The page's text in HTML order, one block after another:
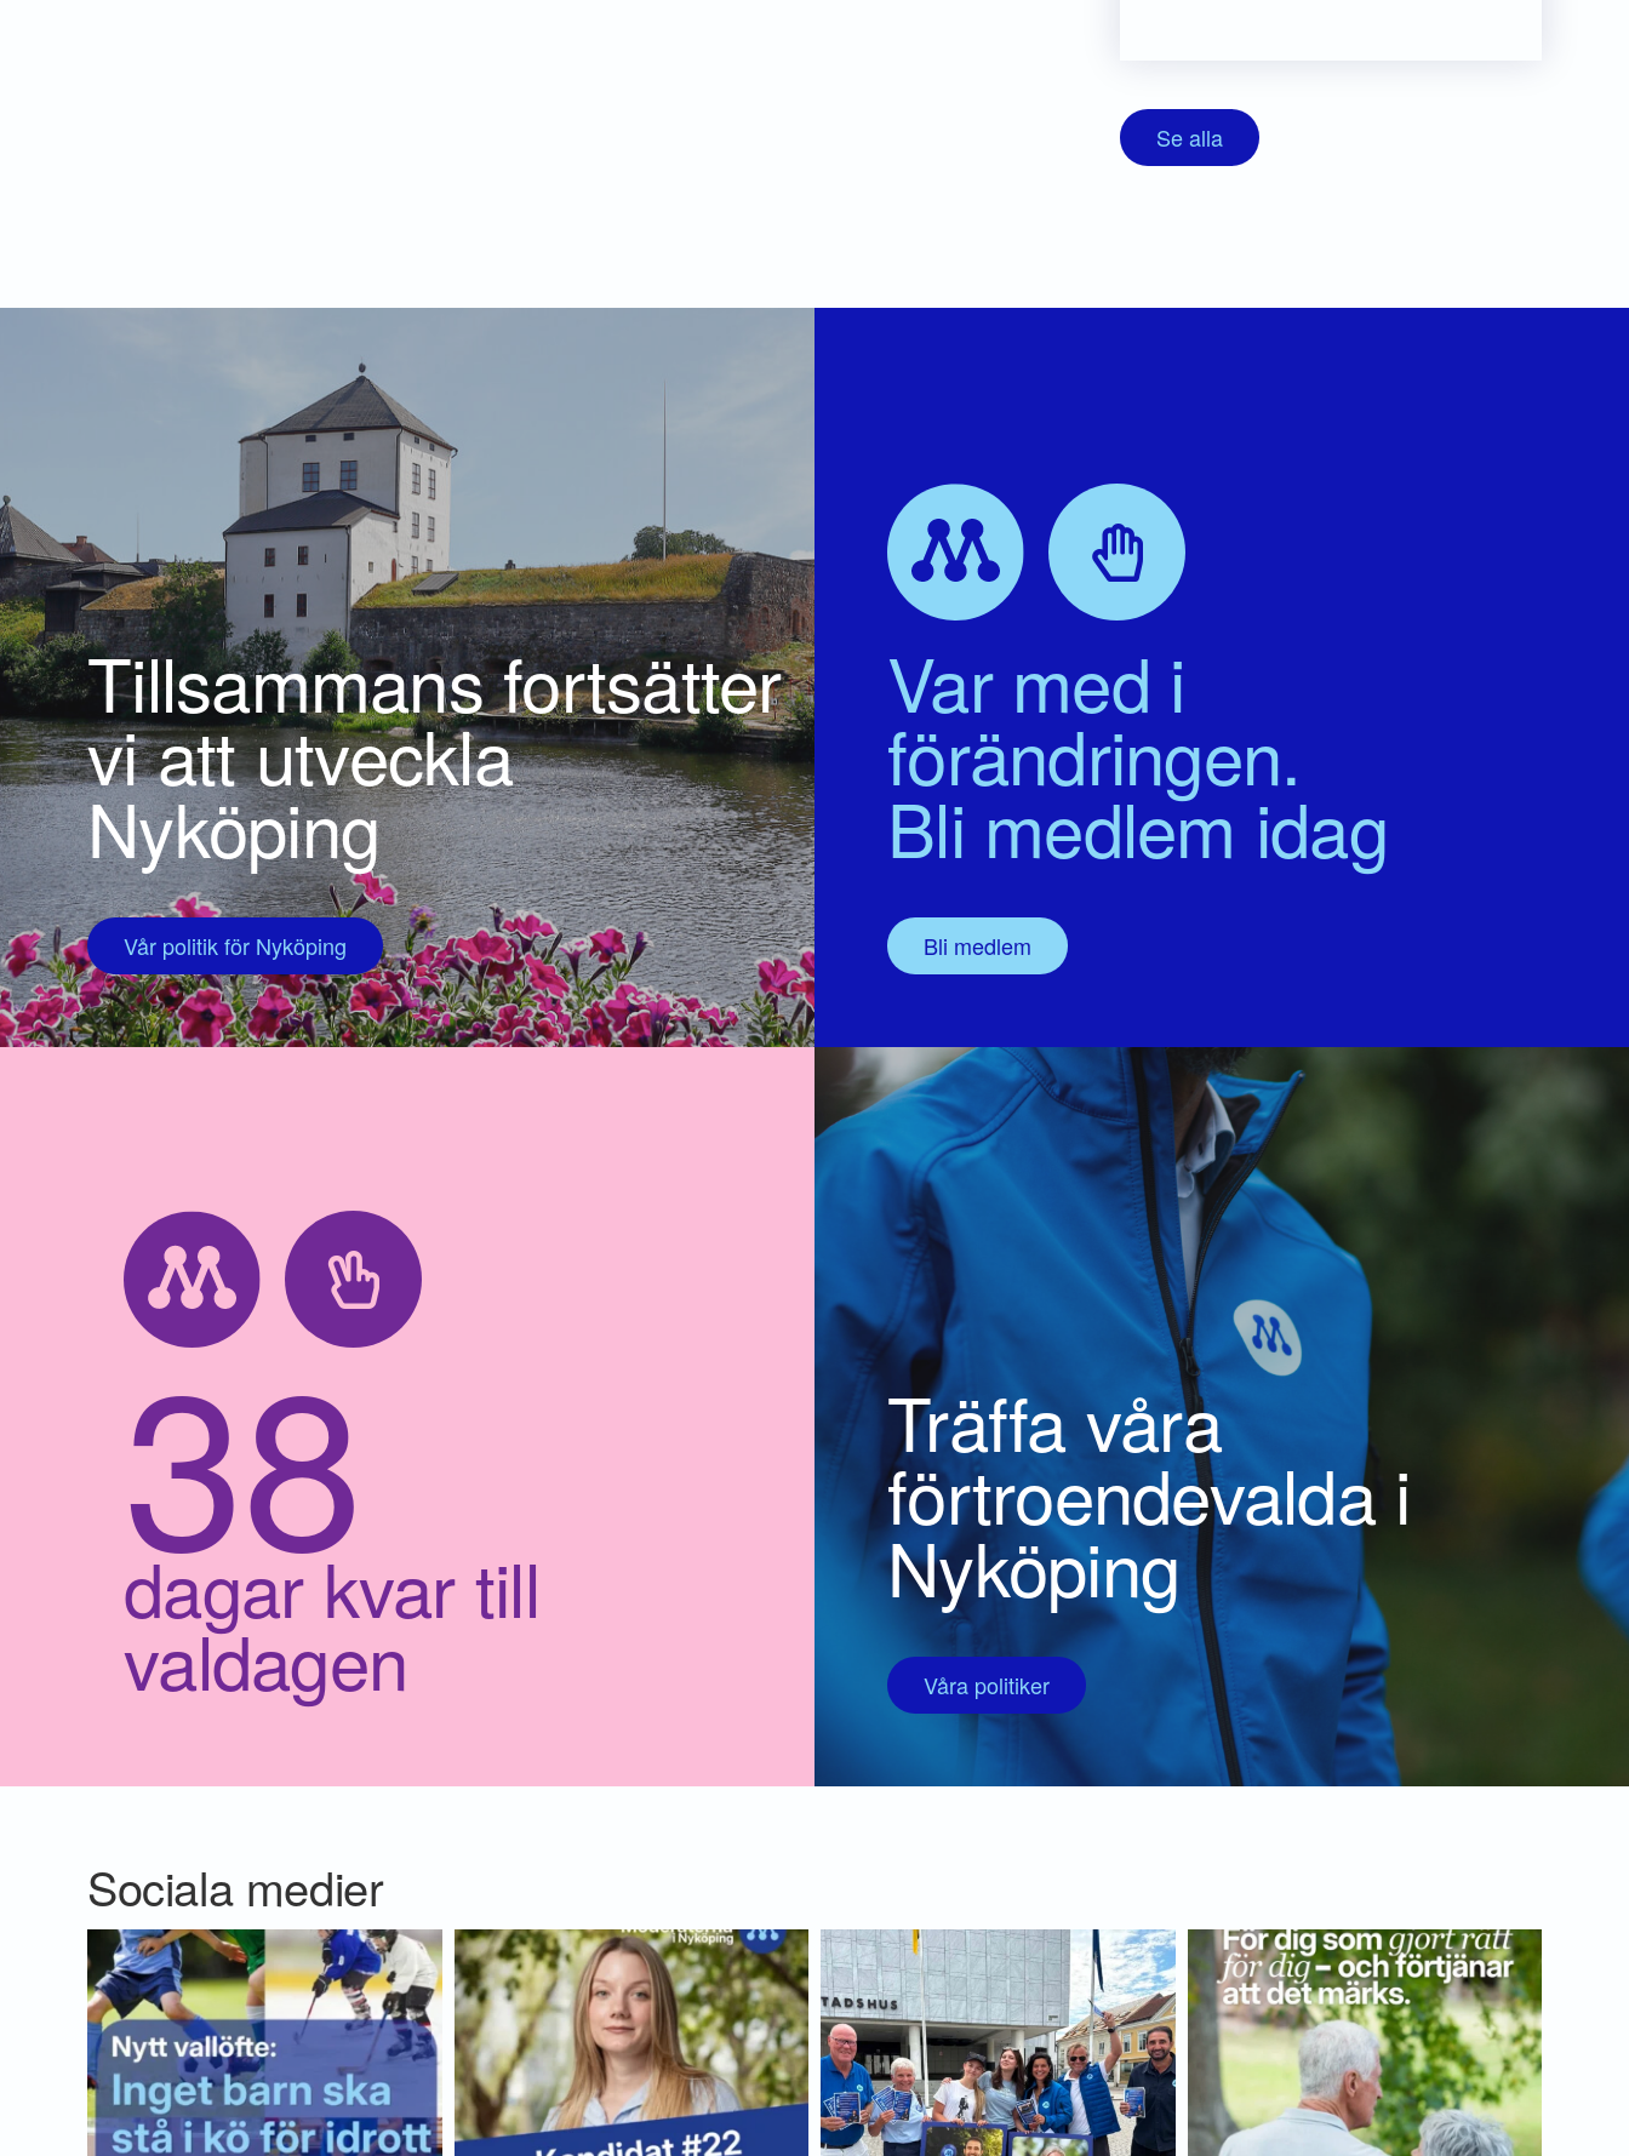
Se alla
Tillsammans fortsätter
vi att utveckla
Nyköping
Vår politik för Nyköping
Var med i
förändringen.
Bli medlem idag
Bli medlem
38
dagar kvar till
valdagen
Träffa våra
förtroendevalda i
Nyköping
Våra politiker
Sociala medier